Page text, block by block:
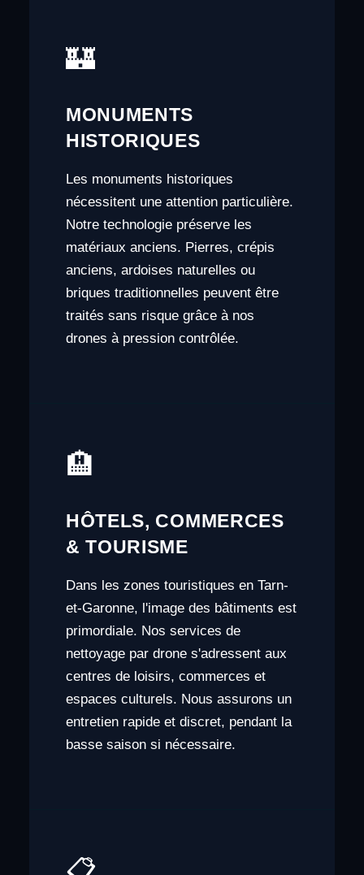
🏰
MONUMENTS
HISTORIQUES
Les monuments historiques
nécessitent une attention particulière.
Notre technologie préserve les
matériaux anciens. Pierres, crépis
anciens, ardoises naturelles ou
briques traditionnelles peuvent être
traités sans risque grâce à nos
drones à pression contrôlée.
🏨
HÔTELS, COMMERCES
& TOURISME
Dans les zones touristiques en Tarn-
et-Garonne, l'image des bâtiments est
primordiale. Nos services de
nettoyage par drone s'adressent aux
centres de loisirs, commerces et
espaces culturels. Nous assurons un
entretien rapide et discret, pendant la
basse saison si nécessaire.